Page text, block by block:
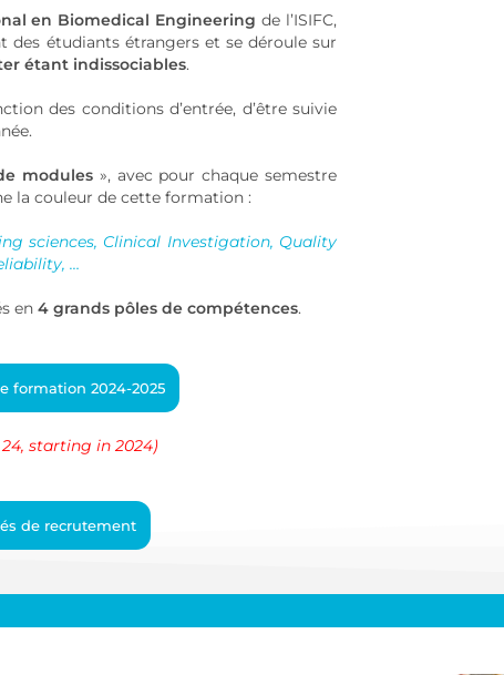
en Biomedical Engineering de l’ISIFC,
des étudiants étrangers et se déroule sur
étant indissociables.
des conditions d’entrée, d’être suivie
modules», avec pour chaque semestre
la couleur de cette formation :
sciences, Clinical Investigation, Quality
…
en 4 grands pôles de compétences.
formation 2024-2025
24, starting in 2024)
de recrutement